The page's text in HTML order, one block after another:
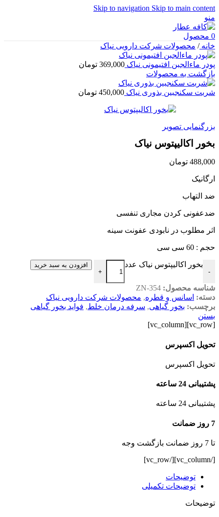
Skip to navigation Skip to main content
منو
0 محصول
خانه/ محصولات شرکت دارویی نیاک
پودر ماءالجبن افتیمونی نیاک 369,000 تومان
بازگشت به محصولات
شربت سکنجبین بذوری نیاک 450,000 تومان
بزرگنمایی تصویر
بخور اکالیپتوس نیاک
488,000 تومان
ارگانیک
ضد التهاب
ضدعفونی کردن مجاری تنفسی
اثر مطلوب در نابودی عفونت سینه
حجم : 60 سی سی
-
بخور اکالیپتوس نیاک عدد
+
افزودن به سبد خرید
شناسه محصول: ZN-354
دسته: اسانس و قطره, محصولات شرکت دارویی نیاک
برچسب: بخور گیاهی, سرفه درمان خلط, فواید بخور گیاهی
بستن
[vc_row][vc_column]
تحویل اکسپرس
تحویل اکسپرس
پشتیبانی 24 ساعته
پشتیبانی 24 ساعته
7 روز ضمانت
تا 7 روز ضمانت بازگشت وجه
[/vc_column][/vc_row]
توضیحات
توضیحات تکمیلی
توضیحات